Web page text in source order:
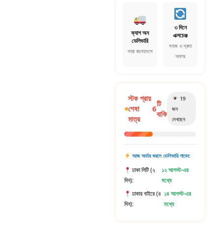
ক্যাশ অন
ডেলিভারি
সারা বাংলাদেশে
৩ দিনে
এক্সচেঞ্জ
সহজ ও দ্রুত
অফার
স্টক প্রায়
শেষ!
মাত্র
6
টি
বাকি
19
জন
দেখছেন
আজ অর্ডার করলে ডেলিভারি পাবেন:
ঢাকা সিটি (২
দিন):
১২ আগস্ট-এর
মধ্যে
ঢাকার বাইরে (৪
দিন):
১৪ আগস্ট-এর
মধ্যে